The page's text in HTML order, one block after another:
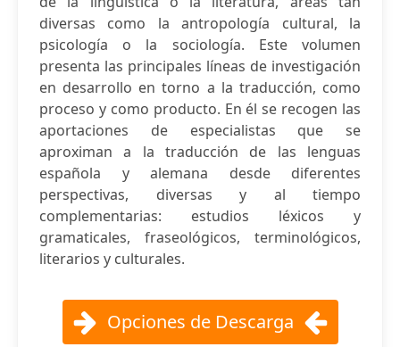
diversas como la antropología cultural, la
psicología o la sociología. Este volumen
presenta las principales líneas de investigación
en desarrollo en torno a la traducción, como
proceso y como producto. En él se recogen las
aportaciones de especialistas que se
aproximan a la traducción de las lenguas
española y alemana desde diferentes
perspectivas, diversas y al tiempo
complementarias: estudios léxicos y
gramaticales, fraseológicos, terminológicos,
literarios y culturales.
Opciones de Descarga